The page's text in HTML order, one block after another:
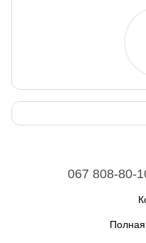
067 808-80-
Полная